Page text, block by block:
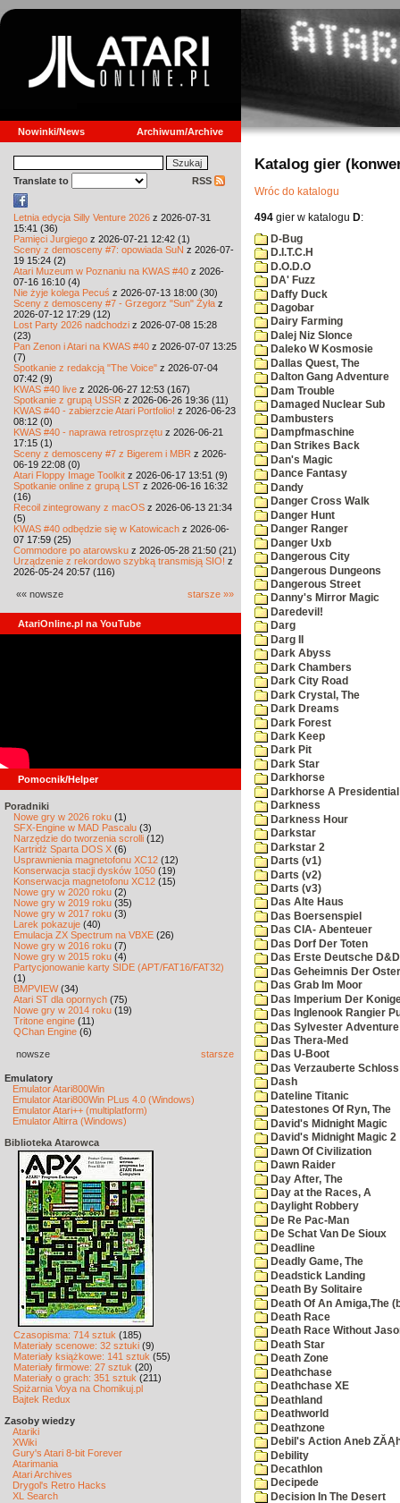
Nowinki/News Archiwum/Archive
Translate to RSS
Letnia edycja Silly Venture 2026 z 2026-07-31
15:41 (36)
Pamięci Jurgiego z 2026-07-21 12:42 (1)
Sceny z demosceny #7: opowiada SuN z 2026-07-
19 15:24 (2)
Atari Muzeum w Poznaniu na KWAS #40 z 2026-
07-16 16:10 (4)
Nie żyje kolega Pecuś z 2026-07-13 18:00 (30)
Sceny z demosceny #7 - Grzegorz "Sun" Żyła z
2026-07-12 17:29 (12)
Lost Party 2026 nadchodzi z 2026-07-08 15:28
(23)
Pan Zenon i Atari na KWAS #40 z 2026-07-07 13:25
(7)
Spotkanie z redakcją "The Voice" z 2026-07-04
07:42 (9)
KWAS #40 live z 2026-06-27 12:53 (167)
Spotkanie z grupą USSR z 2026-06-26 19:36 (11)
KWAS #40 - zabierzcie Atari Portfolio! z 2026-06-23
08:12 (0)
KWAS #40 - naprawa retrosprzętu z 2026-06-21
17:15 (1)
Sceny z demosceny #7 z Bigerem i MBR z 2026-
06-19 22:08 (0)
Atari Floppy Image Toolkit z 2026-06-17 13:51 (9)
Spotkanie online z grupą LST z 2026-06-16 16:32
(16)
Recoil zintegrowany z macOS z 2026-06-13 21:34
(5)
KWAS #40 odbędzie się w Katowicach z 2026-06-
07 17:59 (25)
Commodore po atarowsku z 2026-05-28 21:50 (21)
Urządzenie z rekordowo szybką transmisją SIO! z
2026-05-24 20:57 (116)
«« nowsze starsze »»
AtariOnline.pl na YouTube
Pomocnik/Helper
Poradniki
Nowe gry w 2026 roku (1)
SFX-Engine w MAD Pascalu (3)
Narzędzie do tworzenia scrolli (12)
Kartridż Sparta DOS X (6)
Usprawnienia magnetofonu XC12 (12)
Konserwacja stacji dysków 1050 (19)
Konserwacja magnetofonu XC12 (15)
Nowe gry w 2020 roku (2)
Nowe gry w 2019 roku (35)
Nowe gry w 2017 roku (3)
Larek pokazuje (40)
Emulacja ZX Spectrum na VBXE (26)
Nowe gry w 2016 roku (7)
Nowe gry w 2015 roku (4)
Partycjonowanie karty SIDE (APT/FAT16/FAT32)
(1)
BMPVIEW(34)
Atari ST dla opornych (75)
Nowe gry w 2014 roku (19)
Tritone engine (11)
QChan Engine (6)
nowsze starsze
Emulatory
Emulator Atari800Win
Emulator Atari800Win PLus 4.0 (Windows)
Emulator Atari++ (multiplatform)
Emulator Altirra (Windows)
Biblioteka Atarowca
Czasopisma: 714 sztuk (185)
Materiały scenowe: 32 sztuki (9)
Materiały książkowe: 141 sztuk (55)
Materiały firmowe: 27 sztuk (20)
Materiały o grach: 351 sztuk (211)
Spiżarnia Voya na Chomikuj.pl
Bajtek Redux
Zasoby wiedzy
Atariki
XWiki
Gury's Atari 8-bit Forever
Atarimania
Atari Archives
Drygol's Retro Hacks
XL Search
Katalog gier
Wróc do katalogu
494 gier w katalogu D:
D-Bug
D.I.T.C.H
D.O.D.O
DA' Fuzz
Daffy Duck
Dagobar
Dairy Farming
Dalej Niz Slonce
Daleko W Kosmosie
Dallas Quest, The
Dalton Gang Adventure
Dam Trouble
Damaged Nuclear Sub
Dambusters
Dampfmaschine
Dan Strikes Back
Dan's Magic
Dance Fantasy
Dandy
Danger Cross Walk
Danger Hunt
Danger Ranger
Danger Uxb
Dangerous City
Dangerous Dungeons
Dangerous Street
Danny's Mirror Magic
Daredevil!
Darg
Darg II
Dark Abyss
Dark Chambers
Dark City Road
Dark Crystal, The
Dark Dreams
Dark Forest
Dark Keep
Dark Pit
Dark Star
Darkhorse
Darkhorse A
Darkness
Darkness Hour
Darkstar
Darkstar 2
Darts (v1)
Darts (v2)
Darts (v3)
Das Alte Haus
Das Boersenspiel
Das CIA- Abenteuer
Das Dorf Der Toten
Das Erste Deutsche
Das Geheimnis Der
Das Grab Im Moor
Das Imperium Der
Das Inglenook Rangier
Das Sylvester Adventure
Das Thera-Med
Das U-Boot
Das Verzauberte Schloss
Dash
Dateline Titanic
Datestones Of Ryn, The
David's Midnight Magic
David's Midnight Magic 2
Dawn Of Civilization
Dawn Raider
Day After, The
Day at the Races, A
Daylight Robbery
De Re Pac-Man
De Schat Van De Sioux
Deadline
Deadly Game, The
Deadstick Landing
Death By Solitaire
Death Of An Amiga,The
Death Race
Death Race Without
Death Star
Death Zone
Deathchase
Deathchase XE
Deathland
Deathworld
Deathzone
Debil's Action Aneb
Debility
Decathlon
Decipede
Decision In The Desert